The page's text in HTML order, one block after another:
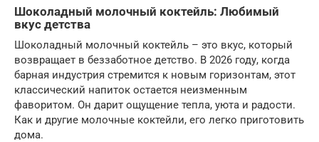
Шоколадный молочный коктейль: Любимый
вкус детства
Шоколадный молочный коктейль – это вкус, который
возвращает в беззаботное детство. В 2026 году, когда
барная индустрия стремится к новым горизонтам, этот
классический напиток остается неизменным
фаворитом. Он дарит ощущение тепла, уюта и радости.
Как и другие молочные коктейли, его легко приготовить
дома.